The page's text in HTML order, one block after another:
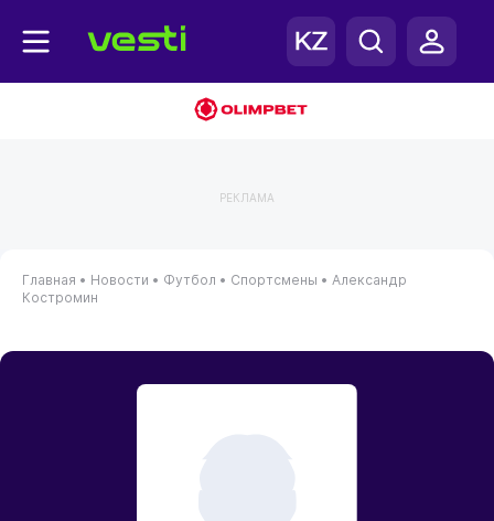
РЕКЛАМА
Главная • Новости • Футбол • Спортсмены • Александр
Костромин